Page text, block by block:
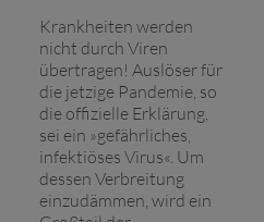
Krankheiten werden
nicht durch Viren
übertragen! Auslöser für
die jetzige Pandemie, so
die offizielle Erklärung,
sei ein »gefährliches,
infektiöses Virus«. Um
dessen Verbreitung
einzudämmen, wird ein